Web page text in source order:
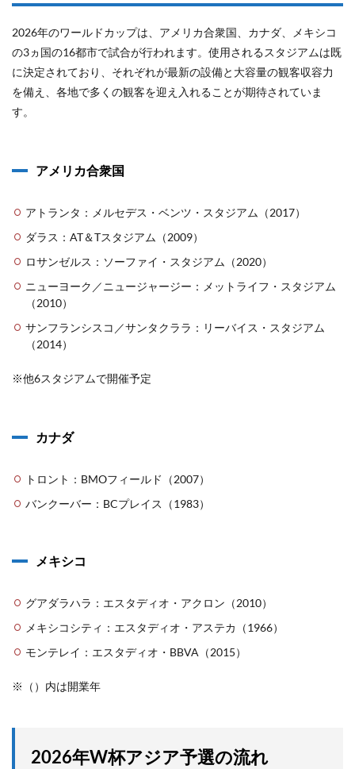
2026年のワールドカップは、アメリカ合衆国、カナダ、メキシコ
の3ヵ国の16都市で試合が行われます。使用されるスタジアムは既
に決定されており、それぞれが最新の設備と大容量の観客収容力
を備え、各地で多くの観客を迎え入れることが期待されていま
す。
アメリカ合衆国
アトランタ：メルセデス・ベンツ・スタジアム（2017）
ダラス：AT＆Tスタジアム（2009）
ロサンゼルス：ソーファイ・スタジアム（2020）
ニューヨーク／ニュージャージー：メットライフ・スタジアム
（2010）
サンフランシスコ／サンタクララ：リーバイス・スタジアム
（2014）
※他6スタジアムで開催予定
カナダ
トロント：BMOフィールド（2007）
バンクーバー：BCプレイス（1983）
メキシコ
グアダラハラ：エスタディオ・アクロン（2010）
メキシコシティ：エスタディオ・アステカ（1966）
モンテレイ：エスタディオ・BBVA（2015）
※（）内は開業年
2026年W杯アジア予選の流れ